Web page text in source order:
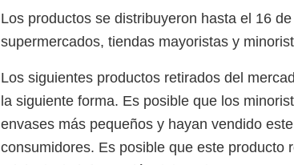
Los productos se distribuyeron hasta el 16
supermercados, tiendas mayoristas y
Los siguientes productos retirados del
la siguiente forma. Es posible que los
envases más pequeños y hayan vendido
consumidores. Es posible que este producto